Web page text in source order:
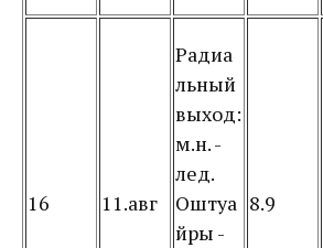
16 11.авг
Радиа
льный
выход:
м.н. -
лед.
Оштуа
йры -
8.9